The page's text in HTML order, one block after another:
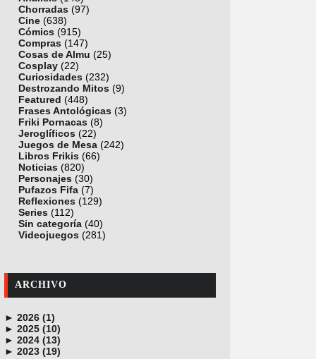
Chorradas (97)
Cine (638)
Cómics (915)
Compras (147)
Cosas de Almu (25)
Cosplay (22)
Curiosidades (232)
Destrozando Mitos (9)
Featured (448)
Frases Antológicas (3)
Friki Pornacas (8)
Jeroglíficos (22)
Juegos de Mesa (242)
Libros Frikis (66)
Noticias (820)
Personajes (30)
Pufazos Fifa (7)
Reflexiones (129)
Series (112)
Sin categoría (40)
Videojuegos (281)
ARCHIVO
► 2026 (1)
junio (1)
► 2025 (10)
noviembre (1)
octubre (1)
► 2024 (13)
diciembre (4)
► 2023 (19)